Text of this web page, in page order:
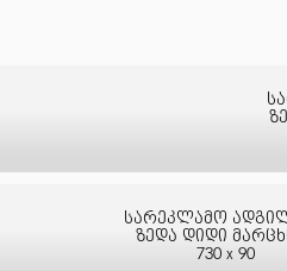
სარეკლამო
ზედა დიდი
730 x 90